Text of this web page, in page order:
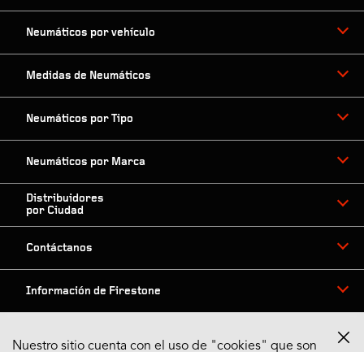
Neumáticos por vehículo
Medidas de Neumáticos
Neumáticos por Tipo
Neumáticos por Marca
Distribuidores
por Ciudad
Contáctanos
Información de Firestone
Nuestro sitio cuenta con el uso de "cookies" que son